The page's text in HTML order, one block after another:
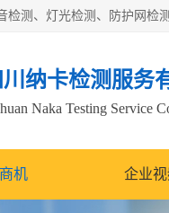
川纳卡检测服务
Naka Testing Service
机 企业